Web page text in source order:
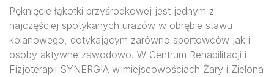
Pęknięcie łąkotki przyśrodkowej jest jednym z
najczęściej spotykanych urazów w obrębie stawu
kolanowego, dotykającym zarówno sportowców jak i
osoby aktywne zawodowo. W Centrum Rehabilitacji i
Fizjoterapii SYNERGIA w miejscowościach Żary i Zielona